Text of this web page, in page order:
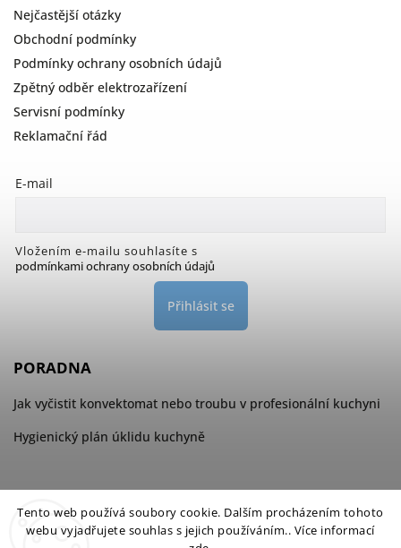
Tento web používá soubory cookie. Dalším procházením tohoto
webu vyjadřujete souhlas s jejich používáním.. Více informací
Nejčastější otázky
Obchodní podmínky
Podmínky ochrany osobních údajů
Zpětný odběr elektrozařízení
Servisní podmínky
Reklamační řád
E-mail
Vložením e-mailu souhlasíte s
podmínkami ochrany osobních údajů
Přihlásit se
PORADNA
Jak vyčistit konvektomat nebo troubu v profesionální kuchyni
Hygienický plán úklidu kuchyně